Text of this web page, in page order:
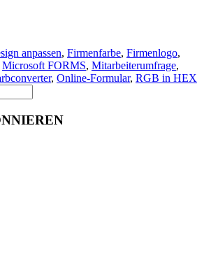
anpassen, Firmenfarbe, Firmenlogo,
Microsoft FORMS, Mitarbeiterumfrage,
, Online-Formular, RGB in HEX